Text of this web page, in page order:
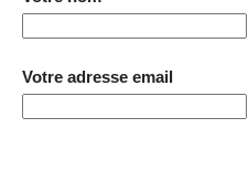
Votre adresse email